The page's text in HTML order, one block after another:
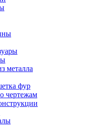
металла
фур
чертежам